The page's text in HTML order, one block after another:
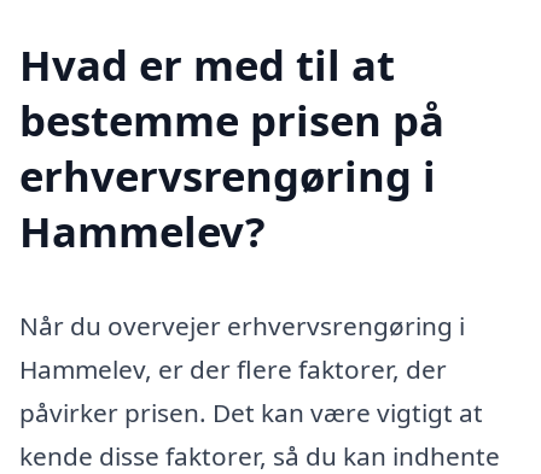
Hvad er med til at
bestemme prisen på
erhvervsrengøring i
Hammelev?
Når du overvejer erhvervsrengøring i
Hammelev, er der flere faktorer, der
påvirker prisen. Det kan være vigtigt at
kende disse faktorer, så du kan indhente